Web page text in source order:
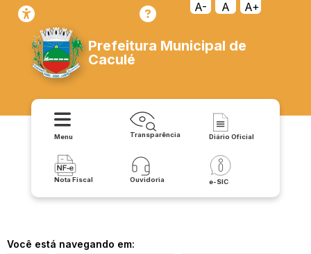
A- A A+
Prefeitura Municipal de
Caculé
Menu Transparência Diário Oficial
Nota Fiscal Ouvidoria e-SIC
Você está navegando em: